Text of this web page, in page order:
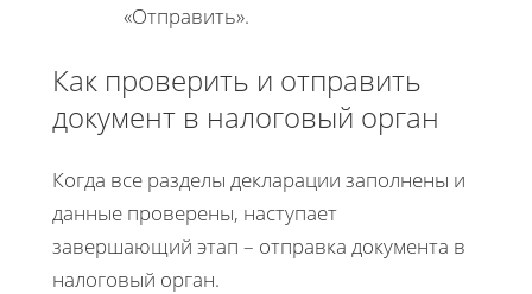
«Отправить».
Как проверить и отправить
документ в налоговый орган
Когда все разделы декларации заполнены и
данные проверены, наступает
завершающий этап – отправка документа в
налоговый орган.